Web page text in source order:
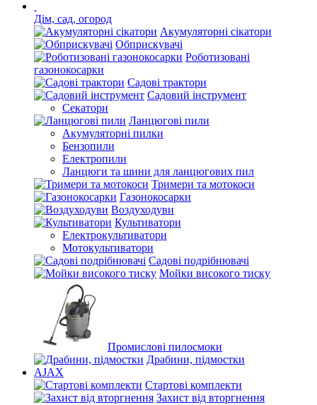
Дім, сад, огород
Акумуляторні сікатори
Обприскувачі
Роботизовані
газонокосарки
Садові трактори
Садовий інструмент
Секатори
Ланцюгові пили
Акумуляторні пилки
Бензопили
Електропили
Ланцюги та шини для ланцюгових пил
Тримери та мотокоси
Газонокосарки
Воздуходуви
Культиватори
Електрокультиватори
Мотокультиватори
Садові подрібнювачі
Мойки високого тиску
Промислові пилосмоки
Драбини, підмостки
AJAX
Стартові комплекти
Захист від вторгнення